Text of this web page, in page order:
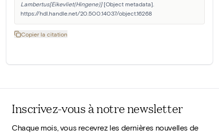
Lambertus[Eikevliet(Hingene)] [Object metadata].
https://hdl.handle.net/20.500.14037/object.16268
Copier la citation
Inscrivez-vous à notre newsletter
Chaque mois, vous recevrez les dernières nouvelles de